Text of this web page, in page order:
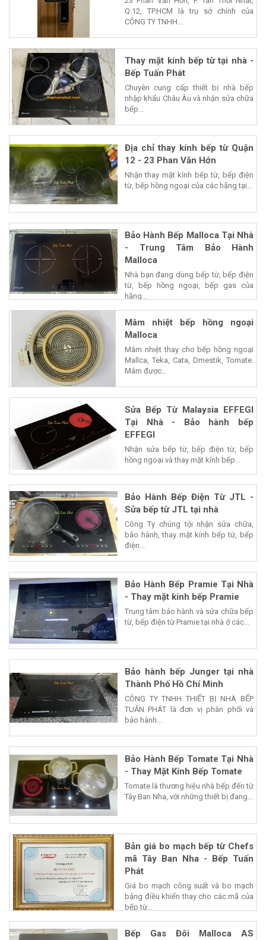
Q.12, TP.HCM là trụ sở chính của
CÔNG TY TNHH...
Thay mặt kính bếp từ tại nhà -
Bếp Tuấn Phát
Chuyên cung cấp thiết bị nhà bếp
nhập khẩu Châu Âu và nhận sửa chữa
bếp...
Địa chỉ thay kính bếp từ Quận
12 - 23 Phan Văn Hớn
Nhận thay mặt kính bếp từ, bếp điện
từ, bếp hồng ngoại của các hãng tại...
Bảo Hành Bếp Malloca Tại Nhà
- Trung Tâm Bảo Hành
Malloca
Nhà bạn đang dùng bếp từ, bếp điện
từ, bếp hồng ngoại, bếp gas của
hãng...
Mâm nhiệt bếp hồng ngoại
Malloca
Mâm nhiệt thay cho bếp hồng ngoại
Mallca, Teka, Cata, Dmestik, Tomate.
Mâm được...
Sửa Bếp Từ Malaysia EFFEGI
Tại Nhà - Bảo hành bếp
EFFEGI
Nhận sửa bếp từ, bếp điện từ, bếp
hồng ngoại và thay mặt kính bếp...
Bảo Hành Bếp Điện Từ JTL -
Sửa bếp từ JTL tại nhà
Công Ty chúng tội nhận sửa chữa,
bảo hành, thay mặt kính bếp từ, bếp
điện...
Bảo Hành Bếp Pramie Tại Nhà
- Thay mặt kính bếp Pramie
Trung tâm bảo hành và sửa chữa bếp
từ, bếp điện từ Pramie tại nhà ở các...
Bảo hành bếp Junger tại nhà
Thành Phố Hồ Chí Minh
CÔNG TY TNHH THIẾT BỊ NHÀ BẾP
TUẤN PHÁT là đơn vị phân phối và
bảo hành...
Bảo Hành Bếp Tomate Tại Nhà
- Thay Mặt Kính Bếp Tomate
Tomate là thương hiệu nhà bếp đến từ
Tây Ban Nha, với những thiết bị đang...
Bản giá bo mạch bếp từ Chefs
mã Tây Ban Nha - Bếp Tuấn
Phát
Giá bo mạch công suất và bo mạch
bảng điều khiển thay cho các mã của
bếp từ...
Bếp Gas Đôi Malloca AS